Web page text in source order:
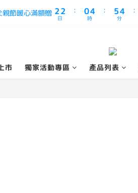
親節暖心滿額贈 2
1
2
1
日
:
04
3
時
:
5
4
1
0
4
3
分
:
市 獨家活動專區 產品列表